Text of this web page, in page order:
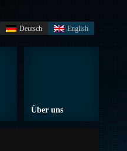
Deutsch English
Über uns